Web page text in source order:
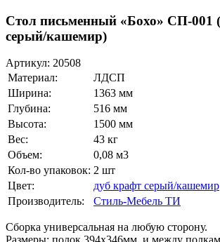
Стол письменный «Бохо» СП-001
серый/кашемир)
Артикул: 20508
Материал:
ЛДСП
Ширина:
1363 мм
Глубина:
516 мм
Высота:
1500 мм
Вес:
43 кг
Объем:
0,08 м3
Кол-во упаковок: 2 шт
Цвет:
дуб крафт серый/кашемир
Производитель:
Стиль-Мебель ТИ
Сборка универсальная на любую сторону.